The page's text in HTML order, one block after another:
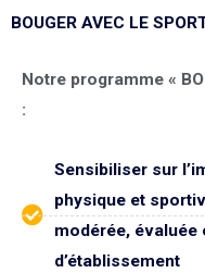
BOUGER AVEC LE
Notre programme «
:
Sensibiliser sur
physique et
modérée, évaluée
d’établissement